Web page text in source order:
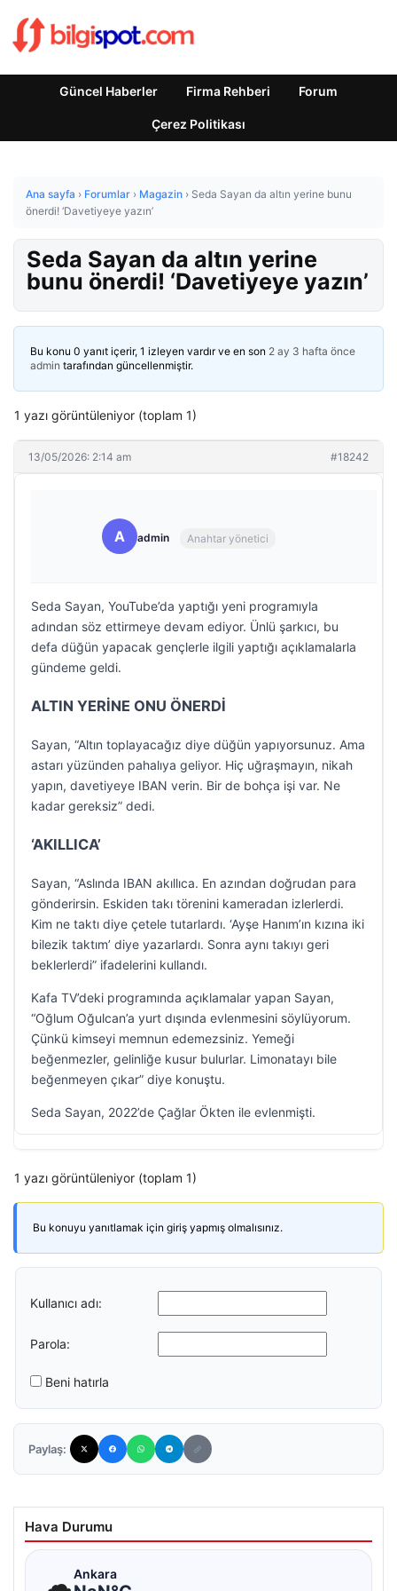
Güncel Haberler Firma Rehberi Forum
Çerez Politikası
Ana sayfa › Forumlar › Magazin › Seda Sayan da altın yerine bunu
önerdi! ‘Davetiyeye yazın’
Seda Sayan da altın yerine
bunu önerdi! ‘Davetiyeye yazın’
Bu konu 0 yanıt içerir, 1 izleyen vardır ve en son 2 ay 3 hafta önce
admin tarafından güncellenmiştir.
1 yazı görüntüleniyor (toplam 1)
13/05/2026: 2:14 am #18242
A admin Anahtar yönetici
Seda Sayan, YouTube’da yaptığı yeni programıyla
adından söz ettirmeye devam ediyor. Ünlü şarkıcı, bu
defa düğün yapacak gençlerle ilgili yaptığı açıklamalarla
gündeme geldi.
ALTIN YERİNE ONU ÖNERDİ
Sayan, “Altın toplayacağız diye düğün yapıyorsunuz. Ama
astarı yüzünden pahalıya geliyor. Hiç uğraşmayın, nikah
yapın, davetiyeye IBAN verin. Bir de bohça işi var. Ne
kadar gereksiz” dedi.
‘AKILLICA’
Sayan, “Aslında IBAN akıllıca. En azından doğrudan para
gönderirsin. Eskiden takı törenini kameradan izlerlerdi.
Kim ne taktı diye çetele tutarlardı. ‘Ayşe Hanım’ın kızına iki
bilezik taktım’ diye yazarlardı. Sonra aynı takıyı geri
beklerlerdi” ifadelerini kullandı.
Kafa TV’deki programında açıklamalar yapan Sayan,
“Oğlum Oğulcan’a yurt dışında evlenmesini söylüyorum.
Çünkü kimseyi memnun edemezsiniz. Yemeği
beğenmezler, gelinliğe kusur bulurlar. Limonatayı bile
beğenmeyen çıkar” diye konuştu.
Seda Sayan, 2022’de Çağlar Ökten ile evlenmişti.
1 yazı görüntüleniyor (toplam 1)
Bu konuyu yanıtlamak için giriş yapmış olmalısınız.
Kullanıcı adı:
Parola:
Beni hatırla
Paylaş:
Hava Durumu
Ankara